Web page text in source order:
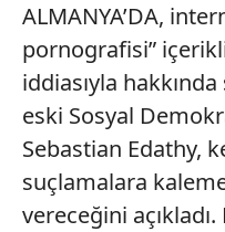
ALMANYA’DA,
pornografisi”
iddiasıyla
eski Sosyal
Sebastian Edathy,
suçlamalara
vereceğini